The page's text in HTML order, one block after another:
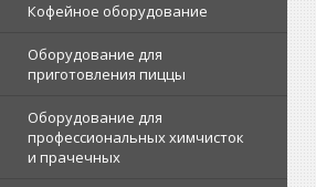
Кофейное оборудование
Оборудование для
приготовления пиццы
Оборудование для
профессиональных химчисток
и прачечных